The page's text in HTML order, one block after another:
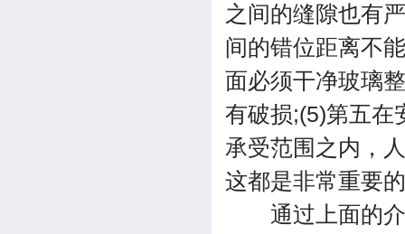
之间的缝隙也有
间的错位距离不
面必须干净玻璃
有破损;(5)第五在
承受范围之内，
这都是非常重要
通过上面的介